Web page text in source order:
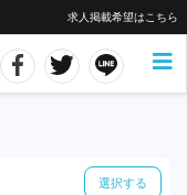
求人掲載希望はこちら
選択する